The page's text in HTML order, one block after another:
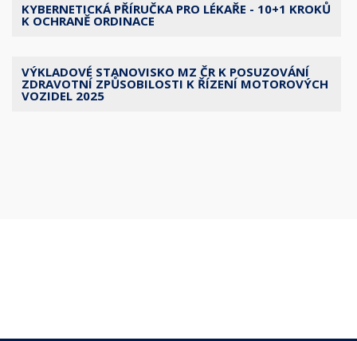
KYBERNETICKÁ PŘÍRUČKA PRO LÉKAŘE - 10+1 KROKŮ
K OCHRANĚ ORDINACE
VÝKLADOVÉ STANOVISKO MZ ČR K POSUZOVÁNÍ
ZDRAVOTNÍ ZPŮSOBILOSTI K ŘÍZENÍ MOTOROVÝCH
VOZIDEL 2025